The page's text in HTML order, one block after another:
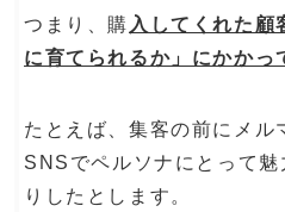
つまり、購 入してくれた顧
に育てられるか」にかかっ
たとえば、集客の前にメル
SNSでペルソナにとって魅
りしたとします。